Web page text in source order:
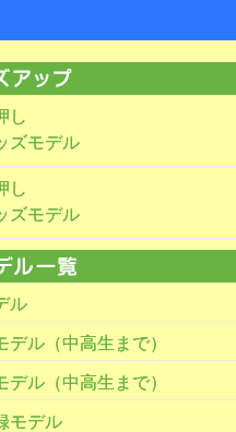
し
ズモデル
し
ズモデル
ル
デル（中高生まで）
デル（中高生まで）
モデル